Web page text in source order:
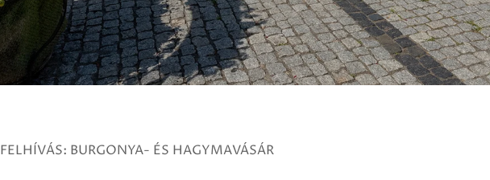
FELHÍVÁS: BURGONYA- ÉS HAGYMAVÁSÁR